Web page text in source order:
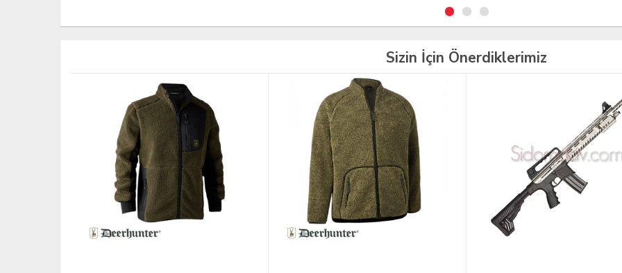
Sizin İçin Önerdiklerimiz